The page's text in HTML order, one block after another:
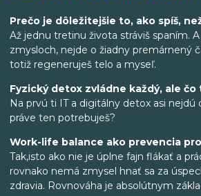
Prečo je dôležitejšie to, ako spíš,
Až jednu tretinu života stráviš spaním.
zmysloch, nejde o žiadny premárnený
totiž regeneruješ telo a myseľ.
Fyzický detox zvládne každý, ale
Na prvú ti IT a digitálny detox asi nejdú
práve ten potrebuješ?
Work-life balance ako prevencia
Tak,isto ako nie je úplne fajn flákať a
rovnako nemá zmysel hnať sa za
zdravia. Rovnováha je absolútnym